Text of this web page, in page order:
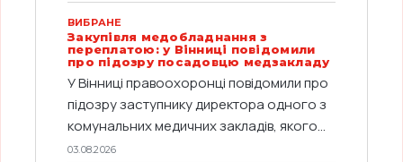
ВИБРАНЕ
Закупівля медобладнання з
переплатою: у Вінниці повідомили
про підозру посадовцю медзакладу
У Вінниці правоохоронці повідомили про
підозру заступнику директора одного з
комунальних медичних закладів, якого...
03.08.2026